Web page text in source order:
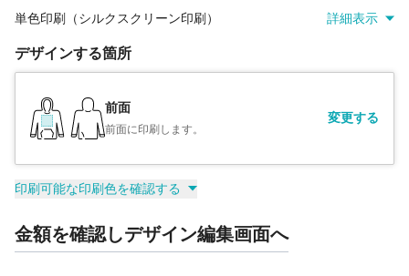
単色印刷（シルクスクリーン印刷） 詳細表示
デザインする箇所
前面
前面に印刷します。
変更する
印刷可能な印刷色を確認する
金額を確認しデザイン編集画面へ